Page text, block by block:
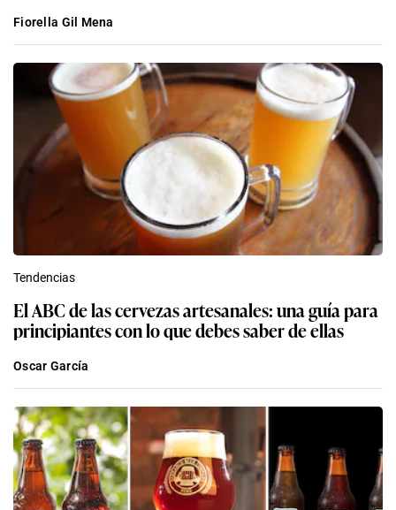
Fiorella Gil Mena
Tendencias
El ABC de las cervezas artesanales: una guía para
principiantes con lo que debes saber de ellas
Oscar García